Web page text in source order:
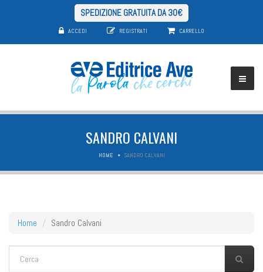
SPEDIZIONE GRATUITA DA 30€
ACCEDI REGISTRATI CARRELLO
SANDRO CALVANI
HOME SANDRO CALVANI
Home Sandro Calvani
FORM DI RICERCA